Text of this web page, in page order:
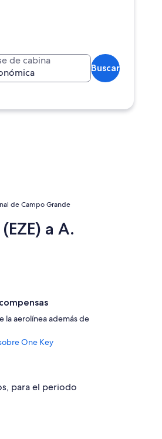
de cabina
Buscar
de Campo Grande
a A.
la aerolínea además de
One Key
para el periodo